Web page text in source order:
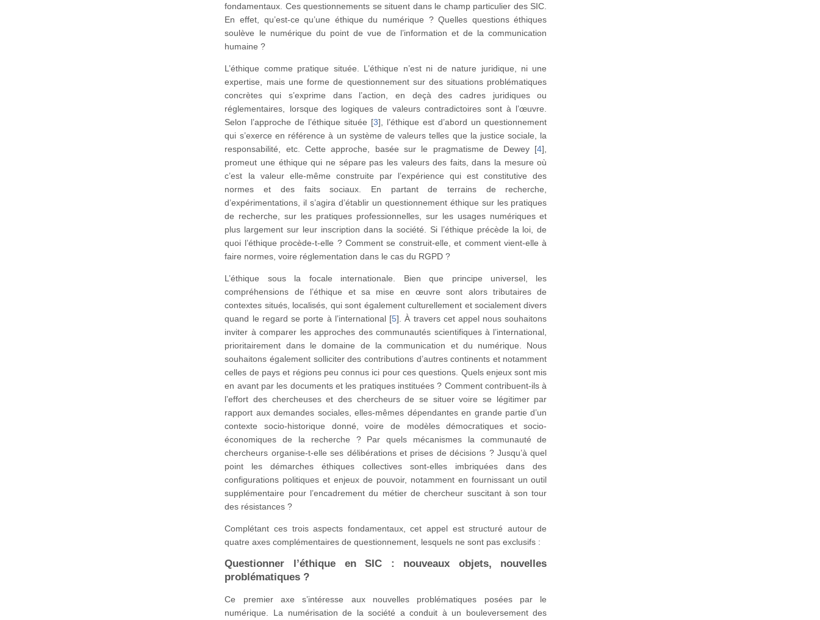
fondamentaux. Ces questionnements se situent dans le champ particulier des SIC.
En effet, qu’est-ce qu’une éthique du numérique ? Quelles questions éthiques
soulève le numérique du point de vue de l’information et de la communication
humaine ?
L’éthique comme pratique située. L’éthique n’est ni de nature juridique, ni une
expertise, mais une forme de questionnement sur des situations problématiques
concrètes qui s’exprime dans l’action, en deçà des cadres juridiques ou
réglementaires, lorsque des logiques de valeurs contradictoires sont à l’œuvre.
Selon l’approche de l’éthique située [3] , l’éthique est d’abord un questionnement
qui s’exerce en référence à un système de valeurs telles que la justice sociale, la
responsabilité, etc. Cette approche, basée sur le pragmatisme de Dewey [4]
promeut une éthique qui ne sépare pas les valeurs des faits, dans la mesure où
c’est la valeur elle-même construite par l’expérience qui est constitutive des
normes et des faits sociaux. En partant de terrains de recherche,
d’expérimentations, il s’agira d’établir un questionnement éthique sur les pratiques
de recherche, sur les pratiques professionnelles, sur les usages numériques et
plus largement sur leur inscription dans la société. Si l’éthique précède la loi, de
quoi l’éthique procède-t-elle ? Comment se construit-elle, et comment vient-elle à
faire normes, voire réglementation dans le cas du RGPD ?
L’éthique sous la focale internationale. Bien que principe universel, les
compréhensions de l’éthique et sa mise en œuvre sont alors tributaires de
contextes situés, localisés, qui sont également culturellement et socialement divers
quand le regard se porte à l’international[5] . À travers cet appel nous souhaitons
inviter à comparer les approches des communautés scientifiques à l’international,
prioritairement dans le domaine de la communication et du numérique. Nous
souhaitons également solliciter des contributions d’autres continents et notamment
celles de pays et régions peu connus ici pour ces questions. Quels enjeux sont mis
en avant par les documents et les pratiques instituées ? Comment contribuent-ils à
l’effort des chercheuses et des chercheurs de se situer voire se légitimer par
rapport aux demandes sociales, elles-mêmes dépendantes en grande partie d’un
contexte socio-historique donné, voire de modèles démocratiques et socio-
économiques de la recherche ? Par quels mécanismes la communauté de
chercheurs organise-t-elle ses délibérations et prises de décisions ? Jusqu’à quel
point les démarches éthiques collectives sont-elles imbriquées dans des
configurations politiques et enjeux de pouvoir, notamment en fournissant un outil
supplémentaire pour l’encadrement du métier de chercheur suscitant à son tour
des résistances ?
Complétant ces trois aspects fondamentaux, cet appel est structuré autour de
quatre axes complémentaires de questionnement, lesquels ne sont pas exclusifs :
Questionner l’éthique en SIC : nouveaux objets, nouvelles
problématiques ?
Ce premier axe s’intéresse aux nouvelles problématiques posées par le
numérique. La numérisation de la société a conduit à un bouleversement des